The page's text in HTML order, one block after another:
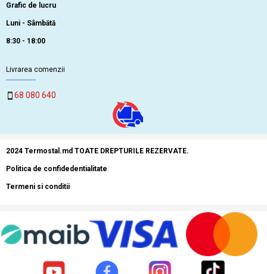
Grafic de lucru
Luni - Sâmbătă
8:30 - 18:00
Livrarea comenzii
68 080 640
2024 Termostal.md TOATE DREPTURILE REZERVATE.
Politica de confidedentialitate
Termeni si conditii